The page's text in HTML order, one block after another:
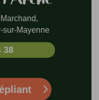
sur-Mayenne
38